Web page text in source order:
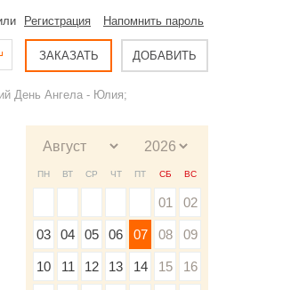
Регистрация Напомнить пароль
ЗАКАЗАТЬ ДОБАВИТЬ
День Ангела - Юлия;
ПН ВТ СР ЧТ ПТ СБ ВС
01 02
03 04 05 06 07 08 09
10 11 12 13 14 15 16